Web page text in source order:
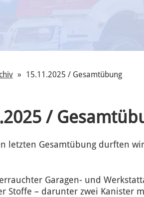
15.11.2025 / Gesamtübung
/
letzten Gesamtübung durften
Garagen- und
Stoffe – darunter zwei Kanister